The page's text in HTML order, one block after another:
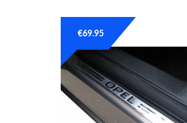
€69.95